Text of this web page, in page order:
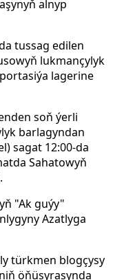
alnyp
tussag edilen
lukmançylyk
lagerine
soň ýerli
barlagyndan
sagat 12:00-da
Sahatowyň
"Ak guýy"
Azatlyga
türkmen blogçysy
öňüsyrasynda